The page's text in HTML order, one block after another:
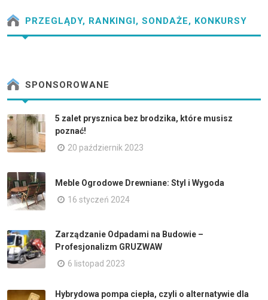
PRZEGLĄDY, RANKINGI, SONDAŻE, KONKURSY
SPONSOROWANE
5 zalet prysznica bez brodzika, które musisz
poznać!
20 październik 2023
Meble Ogrodowe Drewniane: Styl i Wygoda
16 styczeń 2024
Zarządzanie Odpadami na Budowie –
Profesjonalizm GRUZWAW
6 listopad 2023
Hybrydowa pompa ciepła, czyli o alternatywie dla